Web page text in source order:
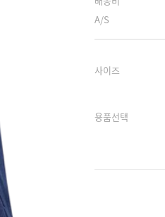
A/S
사이즈
용품선택